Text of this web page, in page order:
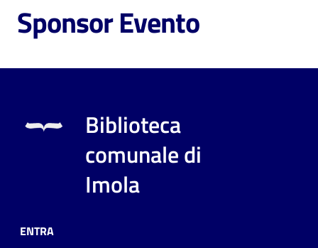
Cosa
puoi
Sponsor Evento
Biblioteca
comunale di
Imola
ENTRA